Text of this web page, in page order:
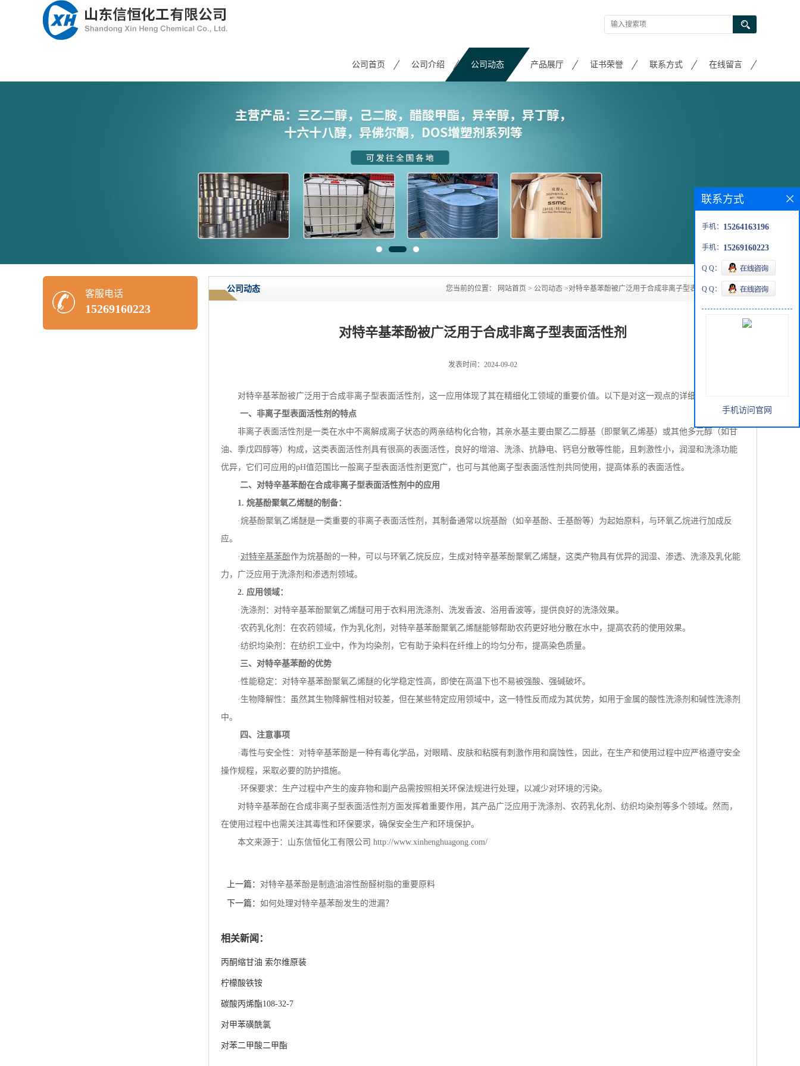
公司首页 公司介绍 公司动态 产品展厅 证书荣誉 联系方式 在线留言
客服电话
15269160223
公司动态 您当前的位置： 网站首页 > 公司动态 >对特辛基苯酚被广泛用于合成非离子型表面活性剂
对特辛基苯酚被广泛用于合成非离子型表面活性剂
发表时间：2024-09-02
对特辛基苯酚被广泛用于合成非离子型表面活性剂，这一应用体现了其在精细化工领域的重要价值。以下是对这一观点的详细阐述：
一、非离子型表面活性剂的特点
非离子表面活性剂是一类在水中不离解成离子状态的两亲结构化合物，其亲水基主要由聚乙二醇基（即聚氧乙烯基）或其他多元醇（如甘
油、季戊四醇等）构成，这类表面活性剂具有很高的表面活性，良好的增溶、洗涤、抗静电、钙皂分散等性能，且刺激性小，润湿和洗涤功能
优异，它们可应用的pH值范围比一般离子型表面活性剂更宽广，也可与其他离子型表面活性剂共同使用，提高体系的表面活性。
二、对特辛基苯酚在合成非离子型表面活性剂中的应用
1.烷基酚聚氧乙烯醚的制备：
·烷基酚聚氧乙烯醚是一类重要的非离子表面活性剂，其制备通常以烷基酚（如辛基酚、壬基酚等）为起始原料，与环氧乙烷进行加成反
应。
· 对特辛基苯酚作为烷基酚的一种，可以与环氧乙烷反应，生成对特辛基苯酚聚氧乙烯醚，这类产物具有优异的润湿、渗透、洗涤及乳化能
力，广泛应用于洗涤剂和渗透剂领域。
2.应用领域：
·洗涤剂：对特辛基苯酚聚氧乙烯醚可用于衣料用洗涤剂、洗发香波、浴用香波等，提供良好的洗涤效果。
·农药乳化剂：在农药领域，作为乳化剂，对特辛基苯酚聚氧乙烯醚能够帮助农药更好地分散在水中，提高农药的使用效果。
·纺织均染剂：在纺织工业中，作为均染剂，它有助于染料在纤维上的均匀分布，提高染色质量。
三、对特辛基苯酚的优势
·性能稳定：对特辛基苯酚聚氧乙烯醚的化学稳定性高，即使在高温下也不易被强酸、强碱破坏。
·生物降解性：虽然其生物降解性相对较差，但在某些特定应用领域中，这一特性反而成为其优势，如用于金属的酸性洗涤剂和碱性洗涤剂
中。
四、注意事项
·毒性与安全性：对特辛基苯酚是一种有毒化学品，对眼睛、皮肤和粘膜有刺激作用和腐蚀性，因此，在生产和使用过程中应严格遵守安全
操作规程，采取必要的防护措施。
·环保要求：生产过程中产生的废弃物和副产品需按照相关环保法规进行处理，以减少对环境的污染。
对特辛基苯酚在合成非离子型表面活性剂方面发挥着重要作用，其产品广泛应用于洗涤剂、农药乳化剂、纺织均染剂等多个领域。然而，
在使用过程中也需关注其毒性和环保要求，确保安全生产和环境保护。
本文来源于：山东信恒化工有限公司 http://www.xinhenghuagong.com/
上一篇： 对特辛基苯酚是制造油溶性酚醛树脂的重要原料
下一篇： 如何处理对特辛基苯酚发生的泄漏？
相关新闻：
丙酮缩甘油 索尔维原装
柠檬酸铁铵
碳酸丙烯酯108-32-7
对甲苯磺酰氯
对苯二甲酸二甲酯
联系方式
手机： 15264163196
手机： 15269160223
Q Q：
Q Q：
手机访问官网